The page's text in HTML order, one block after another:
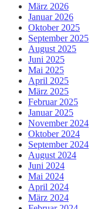
März 2026
Januar 2026
Oktober 2025
September 2025
August 2025
Juni 2025
Mai 2025
April 2025
März 2025
Februar 2025
Januar 2025
November 2024
Oktober 2024
September 2024
August 2024
Juni 2024
Mai 2024
April 2024
März 2024